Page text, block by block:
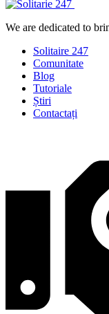
We are dedicated to
Solitaire 247
Comunitate
Blog
Tutoriale
Știri
Contactați